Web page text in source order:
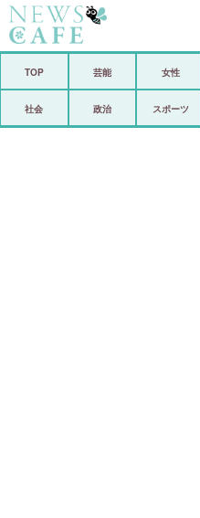
TOP 芸能 女性
社会 政治 スポーツ